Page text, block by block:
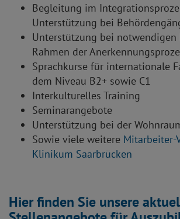
Begleitung im
Unterstützung bei
Unterstützung bei
Rahmen der
Sprachkurse für internationale
dem Niveau B2+ sowie C1
Interkulturelles Training
Seminarangebote
Unterstützung bei der
Sowie viele weitere Mitarbeiter-
Klinikum Saarbrücken
Hier finden Sie unsere